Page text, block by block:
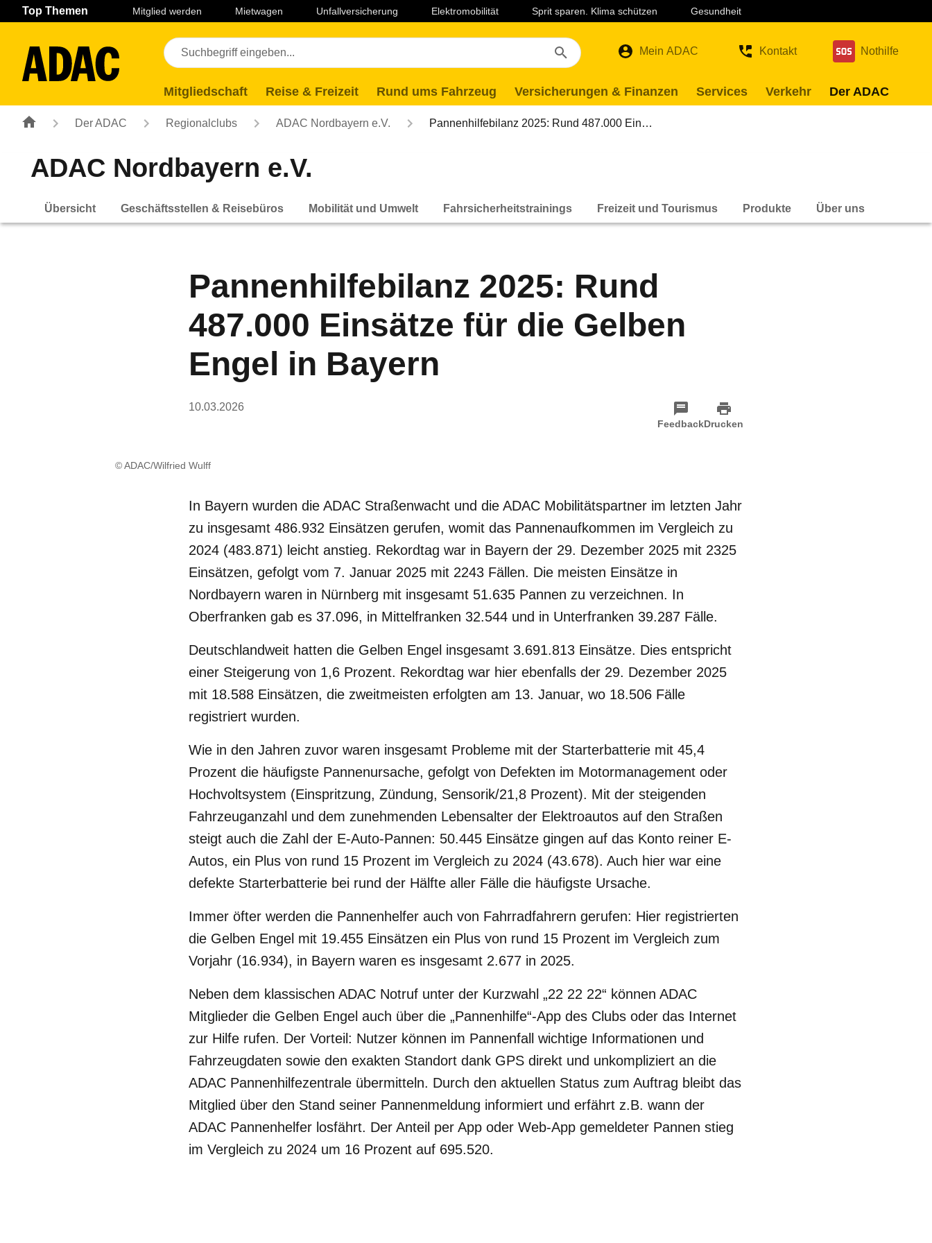
Navigation Seiteninhalt Fußzeile
Top Themen Mitglied werden Mietwagen Unfallversicherung Elektromobilität Sprit sparen. Klima schützen Gesundheit
Mein ADAC Kontakt Nothilfe
Mitgliedschaft Reise & Freizeit Rund ums Fahrzeug Versicherungen & Finanzen Services Verkehr Der ADAC
Der ADAC Regionalclubs ADAC Nordbayern e.V. Pannenhilfebilanz 2025: Rund 487.000 Ein…
ADAC Nordbayern e.V.
Übersicht Geschäftsstellen & Reisebüros Mobilität und Umwelt Fahrsicherheitstrainings Freizeit und Tourismus Produkte Über uns
Pannenhilfebilanz 2025: Rund
487.000 Einsätze für die Gelben
Engel in Bayern
10.03.2026
FeedbackDrucken
© ADAC/Wilfried Wulff
In Bayern wurden die ADAC Straßenwacht und die ADAC Mobilitätspartner im letzten Jahr
zu insgesamt 486.932 Einsätzen gerufen, womit das Pannenaufkommen im Vergleich zu
2024 (483.871) leicht anstieg. Rekordtag war in Bayern der 29. Dezember 2025 mit 2325
Einsätzen, gefolgt vom 7. Januar 2025 mit 2243 Fällen. Die meisten Einsätze in
Nordbayern waren in Nürnberg mit insgesamt 51.635 Pannen zu verzeichnen. In
Oberfranken gab es 37.096, in Mittelfranken 32.544 und in Unterfranken 39.287 Fälle.
Deutschlandweit hatten die Gelben Engel insgesamt 3.691.813 Einsätze. Dies entspricht
einer Steigerung von 1,6 Prozent. Rekordtag war hier ebenfalls der 29. Dezember 2025
mit 18.588 Einsätzen, die zweitmeisten erfolgten am 13. Januar, wo 18.506 Fälle
registriert wurden.
Wie in den Jahren zuvor waren insgesamt Probleme mit der Starterbatterie mit 45,4
Prozent die häufigste Pannenursache, gefolgt von Defekten im Motormanagement oder
Hochvoltsystem (Einspritzung, Zündung, Sensorik/21,8 Prozent). Mit der steigenden
Fahrzeuganzahl und dem zunehmenden Lebensalter der Elektroautos auf den Straßen
steigt auch die Zahl der E-Auto-Pannen: 50.445 Einsätze gingen auf das Konto reiner E-
Autos, ein Plus von rund 15 Prozent im Vergleich zu 2024 (43.678). Auch hier war eine
defekte Starterbatterie bei rund der Hälfte aller Fälle die häufigste Ursache.
Immer öfter werden die Pannenhelfer auch von Fahrradfahrern gerufen: Hier registrierten
die Gelben Engel mit 19.455 Einsätzen ein Plus von rund 15 Prozent im Vergleich zum
Vorjahr (16.934), in Bayern waren es insgesamt 2.677 in 2025.
Neben dem klassischen ADAC Notruf unter der Kurzwahl „22 22 22“ können ADAC
Mitglieder die Gelben Engel auch über die „Pannenhilfe“-App des Clubs oder das Internet
zur Hilfe rufen. Der Vorteil: Nutzer können im Pannenfall wichtige Informationen und
Fahrzeugdaten sowie den exakten Standort dank GPS direkt und unkompliziert an die
ADAC Pannenhilfezentrale übermitteln. Durch den aktuellen Status zum Auftrag bleibt das
Mitglied über den Stand seiner Pannenmeldung informiert und erfährt z.B. wann der
ADAC Pannenhelfer losfährt. Der Anteil per App oder Web-App gemeldeter Pannen stieg
im Vergleich zu 2024 um 16 Prozent auf 695.520.